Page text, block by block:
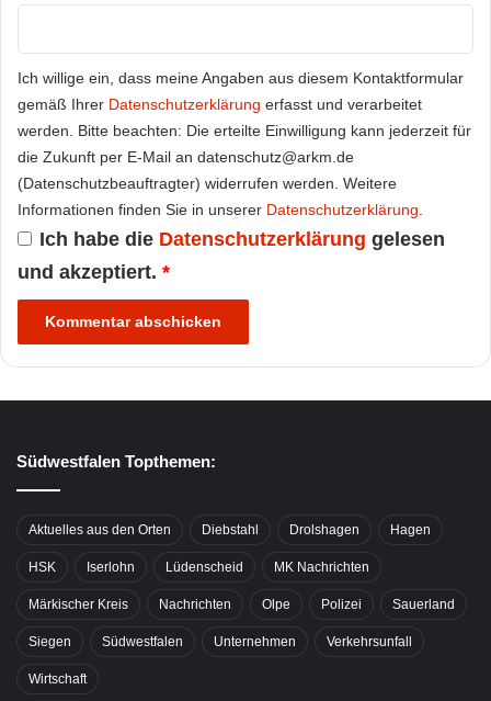
Ich willige ein, dass meine Angaben aus diesem Kontaktformular
gemäß Ihrer Datenschutzerklärung erfasst und verarbeitet
werden. Bitte beachten: Die erteilte Einwilligung kann jederzeit für
die Zukunft per E-Mail an datenschutz@arkm.de
(Datenschutzbeauftragter) widerrufen werden. Weitere
Informationen finden Sie in unserer Datenschutzerklärung.
Ich habe die Datenschutzerklärung gelesen
und akzeptiert. *
Südwestfalen Topthemen:
Aktuelles aus den Orten Diebstahl Drolshagen Hagen
HSK Iserlohn Lüdenscheid MK Nachrichten
Märkischer Kreis Nachrichten Olpe Polizei Sauerland
Siegen Südwestfalen Unternehmen Verkehrsunfall
Wirtschaft